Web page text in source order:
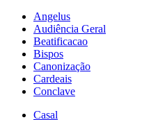
Angelus
Audiência Geral
Beatificacao
Bispos
Canonização
Cardeais
Conclave
Casal